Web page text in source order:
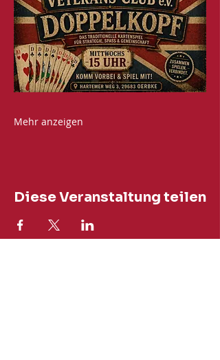
Mehr anzeigen
Diese Veranstaltung teilen